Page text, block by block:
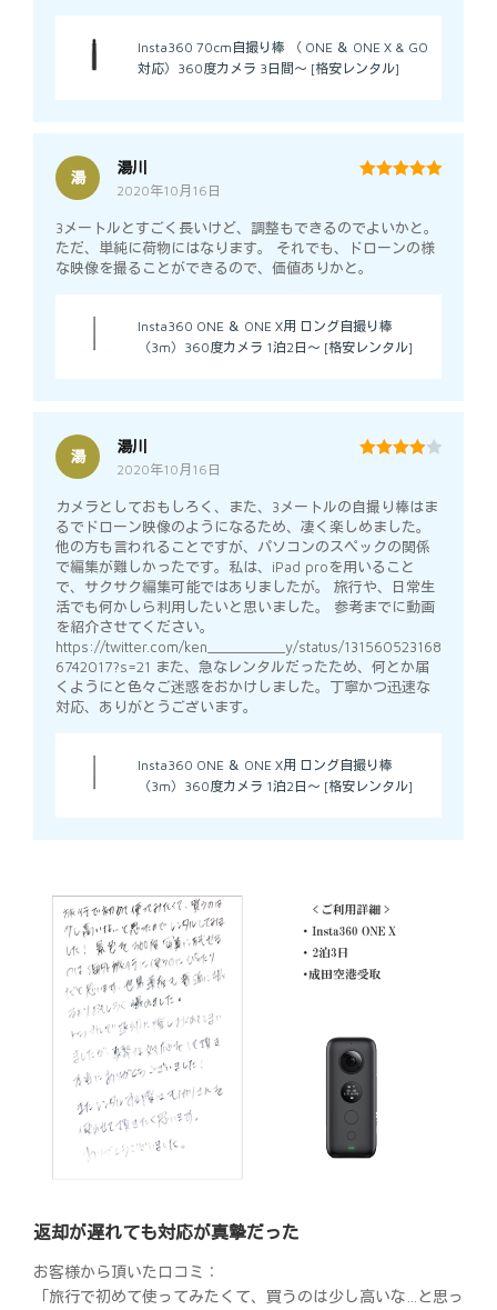
Insta360 70cm自撮り棒 （ ONE ＆ ONE X & GO
対応）360度カメラ 3日間～ [格安レンタル]
湯
湯川
2020年10月16日
3メートルとすごく長いけど、調整もできるのでよいかと。
ただ、単純に荷物にはなります。 それでも、ドローンの様
な映像を撮ることができるので、価値ありかと。
Insta360 ONE ＆ ONE X用 ロング自撮り棒
（3m）360度カメラ 1泊2日～ [格安レンタル]
湯
湯川
2020年10月16日
カメラとしておもしろく、また、3メートルの自撮り棒はま
るでドローン映像のようになるため、凄く楽しめました。
他の方も言われることですが、パソコンのスペックの関係
で編集が難しかったです。私は、iPad proを用いること
で、サクサク編集可能ではありましたが。 旅行や、日常生
活でも何かしら利用したいと思いました。 参考までに動画
を紹介させてください。
https://twitter.com/ken__________y/status/131560523168
6742017?s=21 また、急なレンタルだったため、何とか届
くようにと色々ご迷惑をおかけしました。丁寧かつ迅速な
対応、ありがとうございます。
Insta360 ONE ＆ ONE X用 ロング自撮り棒
（3m）360度カメラ 1泊2日～ [格安レンタル]
返却が遅れても対応が真摯だった
お客様から頂いた口コミ：
「旅行で初めて使ってみたくて、買うのは少し高いな…と思っ